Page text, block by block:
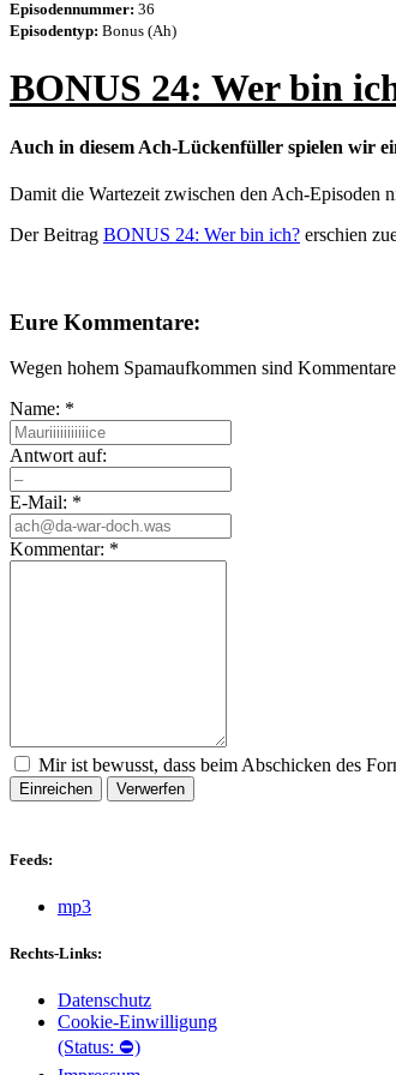
Episodennummer: 36
Episodentyp: Bonus (Ah)
BONUS 24: Wer bin
Auch in diesem Ach-Lückenfüller spielen wir
Damit die Wartezeit zwischen den Ach-Episoden
Der Beitrag BONUS 24: Wer bin ich? erschien
Eure Kommentare:
Wegen hohem Spamaufkommen sind
Name: *
Antwort auf:
E-Mail: *
Kommentar: *
Mir ist bewusst, dass beim Abschicken des
Einreichen Verwerfen
Feeds:
mp3
Rechts-Links:
Datenschutz
Cookie-Einwilligung
(Status: ⛔)